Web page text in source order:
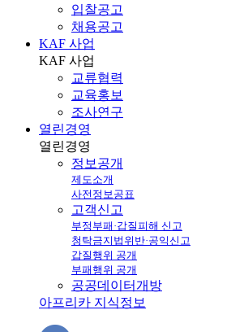
입찰공고
채용공고
KAF 사업
KAF 사업
교류협력
교육홍보
조사연구
열린경영
열린경영
정보공개
제도소개
사전정보공표
고객신고
부정부패·갑질피해 신고
청탁금지법위반·공익신고
갑질행위 공개
부패행위 공개
공공데이터개방
아프리카 지식정보